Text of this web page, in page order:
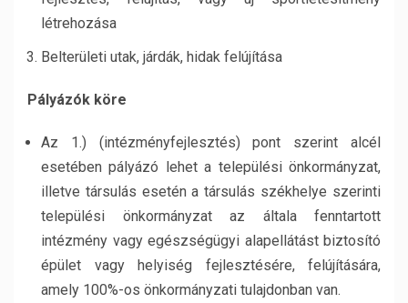
létrehozása
Belterületi utak, járdák, hidak felújítása
Pályázók köre
Az 1.) (intézményfejlesztés) pont szerint alcél
esetében pályázó lehet a települési önkormányzat,
illetve társulás esetén a társulás székhelye szerinti
települési önkormányzat az általa fenntartott
intézmény vagy egészségügyi alapellátást biztosító
épület vagy helyiség fejlesztésére, felújítására,
amely 100%-os önkormányzati tulajdonban van.